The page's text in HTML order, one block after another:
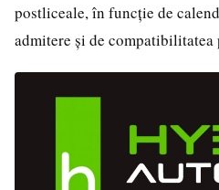
postliceale, în funcție de
admitere și de compatibilitatea